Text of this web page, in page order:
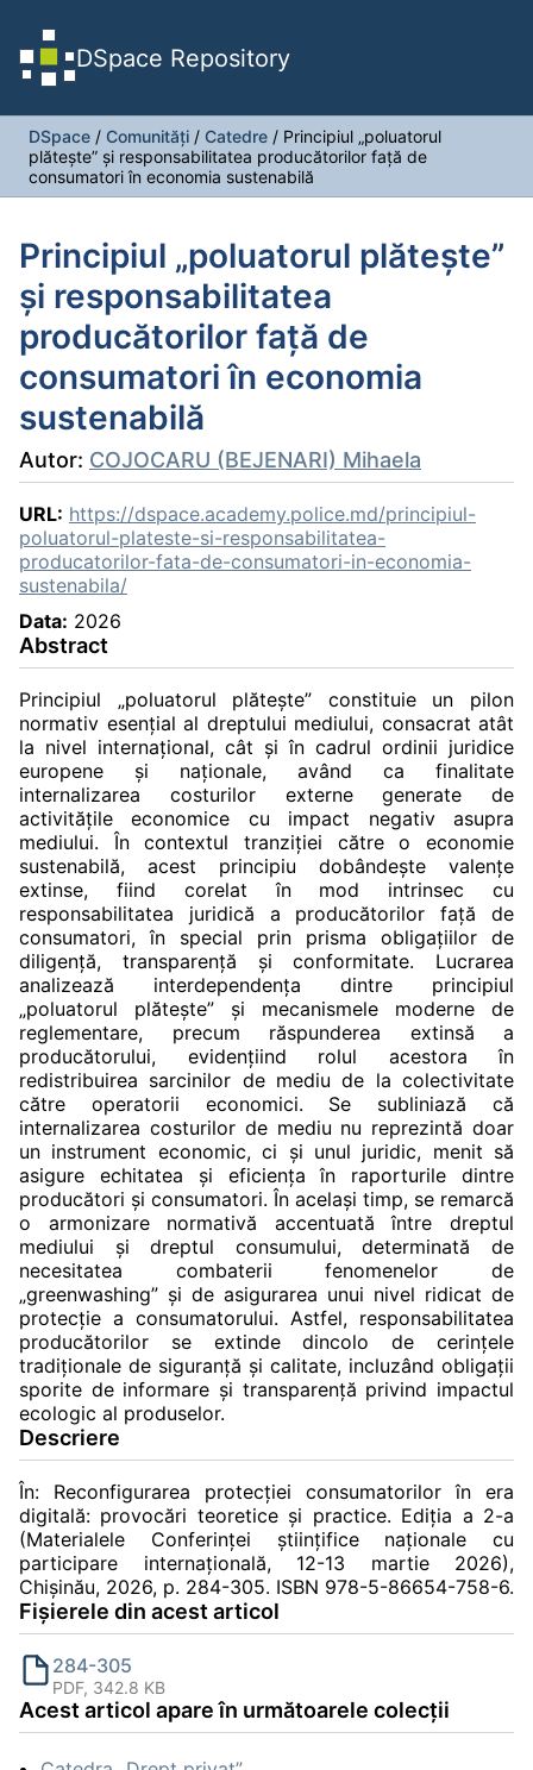
DSpace Repository
DSpace / Comunități / Catedre / Principiul „poluatorul
plătește” și responsabilitatea producătorilor față de
consumatori în economia sustenabilă
Principiul „poluatorul plătește”
și responsabilitatea
producătorilor față de
consumatori în economia
sustenabilă
Autor: COJOCARU (BEJENARI) Mihaela
URL: https://dspace.academy.police.md/principiul-
poluatorul-plateste-si-responsabilitatea-
producatorilor-fata-de-consumatori-in-economia-
sustenabila/
Data: 2026
Abstract
Principiul „poluatorul plătește” constituie un pilon
normativ esențial al dreptului mediului, consacrat atât
la nivel internațional, cât și în cadrul ordinii juridice
europene și naționale, având ca finalitate
internalizarea costurilor externe generate de
activitățile economice cu impact negativ asupra
mediului. În contextul tranziției către o economie
sustenabilă, acest principiu dobândește valențe
extinse, fiind corelat în mod intrinsec cu
responsabilitatea juridică a producătorilor față de
consumatori, în special prin prisma obligațiilor de
diligență, transparență și conformitate. Lucrarea
analizează interdependența dintre principiul
„poluatorul plătește” și mecanismele moderne de
reglementare, precum răspunderea extinsă a
producătorului, evidențiind rolul acestora în
redistribuirea sarcinilor de mediu de la colectivitate
către operatorii economici. Se subliniază că
internalizarea costurilor de mediu nu reprezintă doar
un instrument economic, ci și unul juridic, menit să
asigure echitatea și eficiența în raporturile dintre
producători și consumatori. În acelaşi timp, se remarcă
o armonizare normativă accentuată între dreptul
mediului și dreptul consumului, determinată de
necesitatea combaterii fenomenelor de
„greenwashing” și de asigurarea unui nivel ridicat de
protecție a consumatorului. Astfel, responsabilitatea
producătorilor se extinde dincolo de cerințele
tradiționale de siguranță și calitate, incluzând obligații
sporite de informare și transparență privind impactul
ecologic al produselor.
Descriere
În: Reconfigurarea protecţiei consumatorilor în era
digitală: provocări teoretice şi practice. Ediţia a 2-a
(Materialele Conferinţei ştiinţifice naţionale cu
participare internaţională, 12-13 martie 2026),
Chișinău, 2026, p. 284-305. ISBN 978-5-86654-758-6.
Fișierele din acest articol
284-305
PDF, 342.8 KB
Acest articol apare în următoarele colecții